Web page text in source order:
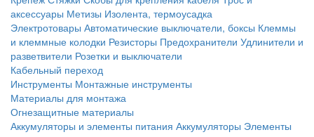
аксессуары Метизы Изолента, термоусадка
Электротовары Автоматические выключатели, боксы Клеммы
и клеммные колодки Резисторы Предохранители Удлинители и
разветвители Розетки и выключатели
Кабельный переход
Инструменты Монтажные инструменты
Материалы для монтажа
Огнезащитные материалы
Аккумуляторы и элементы питания Аккумуляторы Элементы